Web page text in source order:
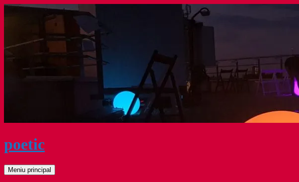
Sari
poetic
Caută
Meniu principal